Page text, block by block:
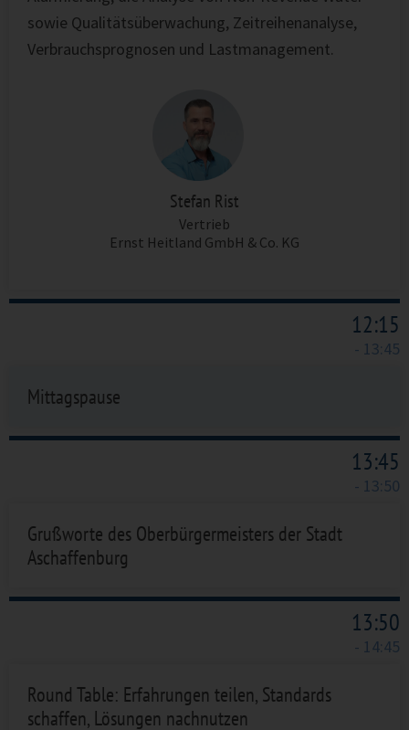
sowie Qualitätsüberwachung, Zeitreihenanalyse,
Verbrauchsprognosen und Lastmanagement.
Stefan Rist
Vertrieb
Ernst Heitland GmbH & Co. KG
12:15
- 13:45
Mittagspause
13:45
- 13:50
Grußworte des Oberbürgermeisters der Stadt
Aschaffenburg
13:50
- 14:45
Round Table: Erfahrungen teilen, Standards
schaffen, Lösungen nachnutzen